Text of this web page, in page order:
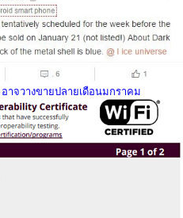
อาจวางขายปลายเดือนมกราคม